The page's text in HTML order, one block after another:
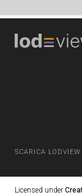
SCARICA
Licensed under